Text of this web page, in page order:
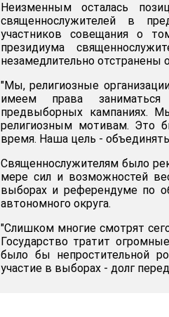
Неизменным осталась
священнослужителей в
участников совещания о
президиума
незамедлительно
"Мы, религиозные
имеем права заниматься
предвыборных кампаниях.
религиозным мотивам. Это
время. Наша цель -
Священнослужителям было
мере сил и возможностей
выборах и референдуме по
автономного округа.
"Слишком многие смотрят
Государство тратит
было бы непростительной
участие в выборах - долг